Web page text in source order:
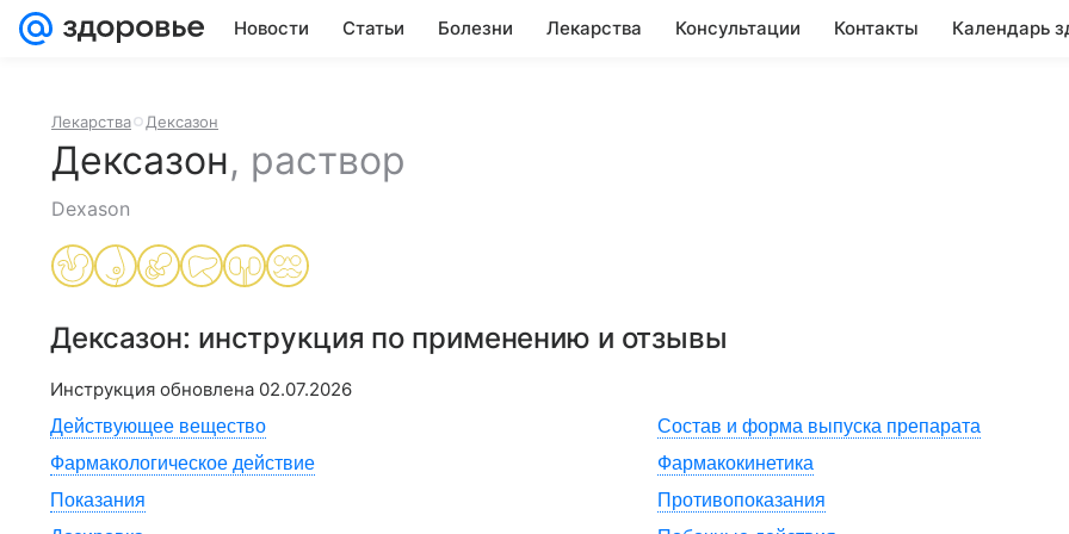
Новости Статьи Болезни Лекарства Консультации Контакты Календарь
Лекарства Дексазон
Дексазон, раствор
Dexason
Дексазон: инструкция по применению и отзывы
Инструкция обновлена 02.07.2026
Действующее вещество
Состав и форма выпуска препарата
Фармакологическое действие
Фармакокинетика
Показания
Противопоказания